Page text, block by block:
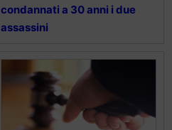
condannati a 30 anni i due
assassini